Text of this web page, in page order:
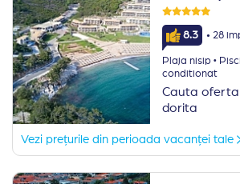
8.3 · 28
Plaja nisip ·
conditionat
Cauta
dorita
Vezi prețurile din perioada vacanței tale